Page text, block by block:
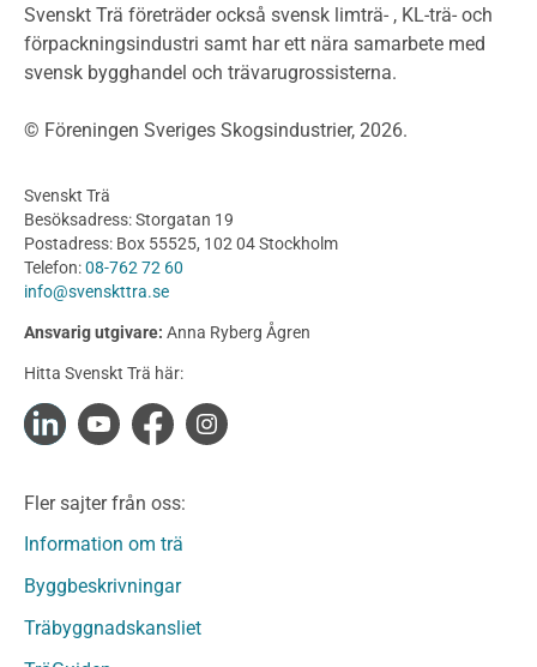
Byggsystem
Fasadsystem i skivmaterial
Bullerskärmar och andra utomhuskonstruktioner
Byggnation och utförande
Utförande
Produkter
Konstruktionsvirke
Konstruktionsvirke Behandlat
Konstruktionsvirke Fingerskarvat
Konstruktionsvirke Fingerskarvat Obehandlat
Limträ
Fanerträ
Fanerträ Obehandlat
Träpanel och Utvändig beklädnad Behandlat
Träpanel och utvändig beklädnad Obehandlat
Svenskt Trä företräder också svensk limträ- , KL-trä- och
förpackningsindustri samt har ett nära samarbete med
svensk bygghandel och trävarugrossisterna.
© Föreningen Sveriges Skogsindustrier, 2026.
Svenskt Trä
Besöksadress: Storgatan 19
Postadress: Box 55525, 102 04 Stockholm
Telefon:08-762 72 60
info@svenskttra.se
Ansvarig utgivare: Anna Ryberg Ågren
Hitta Svenskt Trä här:
Fler sajter från oss:
Information om trä
Byggbeskrivningar
Träbyggnadskansliet